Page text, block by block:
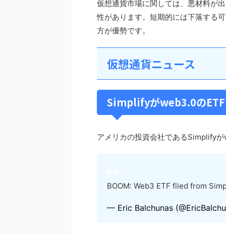
仮想通貨市場に関しては、悪材料が
性があります。短期的には下落する
方が優勢です。
仮想通貨ニュース
Simplifyがweb3.0のETF
アメリカの投資会社であるSimplify
BOOM: Web3 ETF filed from
— Eric Balchunas